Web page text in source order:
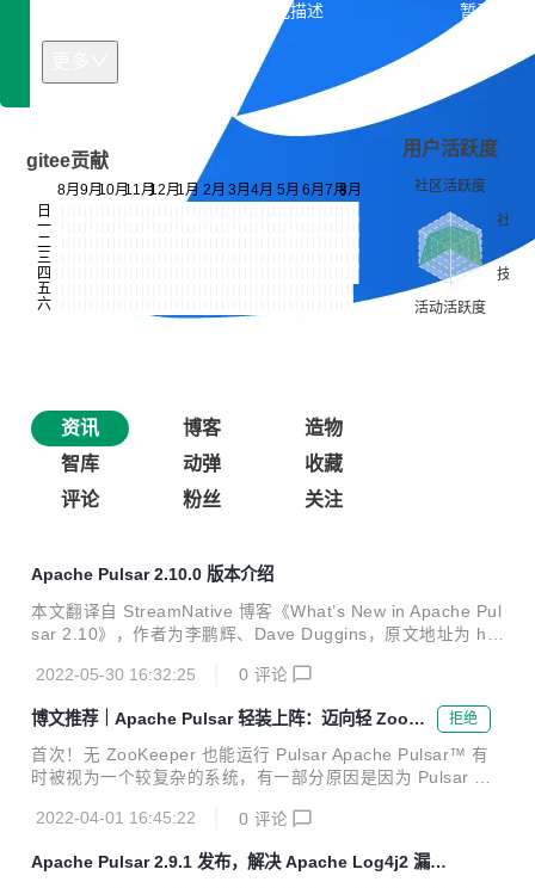
暂无描述 暂无描述
gitee贡献
用户活跃度
资讯 博客
造物
智库
动弹
收藏
评论
粉丝 关注
Apache Pulsar 2.10.0 版本介绍
本文翻译自 StreamNative 博客《What’s New in Apache Pul
sar 2.10》，作者为李鹏辉、Dave Duggins，原文地址为 htt
n-apache-pulsar-210/。 倍受期待的 Apache Pulsar 2.10.0
版本近期已发布！新版本涵盖 99 位贡献者提供的改进和错误
修复，并提交了 800 余次变更。除了之前为大家介绍的减轻
ZooKeeper 依赖 和自动化集群故障转移 特性外，Pulsar 2.1
0.0 版本还包含十余项重...
2022-05-30 16:32:25 0 评论
博文推荐｜Apache Pulsar 轻装上阵：迈向轻 ZooKe
eper 时代
拒绝
首次！无 ZooKeeper 也能运行 Pulsar Apache Pulsar™ 有
时被视为一个较复杂的系统，有一部分原因是因为 Pulsar 使
r 就使用 ZooKeeper 存储分配给 topic 的 broker 信息、topic
额外组件便加深了大家对于 Pulsar 是一个复杂系统的印象。
2022-04-01 16:45:22 0 评论
Apache Pulsar 2.9.1 发布，解决 Apache Log4j2 漏洞